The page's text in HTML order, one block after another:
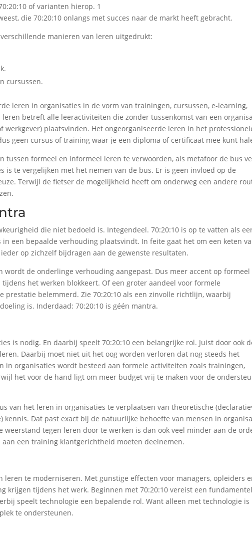
of varianten hierop. 1
die 70:20:10 onlangs met succes naar de markt heeft gebracht.
manieren van leren uitgedrukt:
cursussen.
leren in organisaties in de vorm van trainingen, cursussen, e-learning,
betreft alle leeractiviteiten die zonder tussenkomst van een
plaatsvinden. Het ongeorganiseerde leren in het
geen cursus of training waar je een diploma of certificaat mee kunt
tussen formeel en informeel leren te verwoorden, als metafoor de bus
is te vergelijken met het nemen van de bus. Er is geen invloed op de
Terwijl de fietser de mogelijkheid heeft om onderweg een andere
die niet bedoeld is. Integendeel. 70:20:10 is op te vatten als
een bepaalde verhouding plaatsvindt. In feite gaat het om een keten
op zichzelf bijdragen aan de gewenste resultaten.
wordt de onderlinge verhouding aangepast. Dus meer accent op formeel
het werken blokkeert. Of een groter aandeel voor formele
prestatie belemmerd. Zie 70:20:10 als een zinvolle richtlijn, waarbij
is. Inderdaad: 70:20:10 is géén mantra.
is nodig. En daarbij speelt 70:20:10 een belangrijke rol. Juist door ook
Daarbij moet niet uit het oog worden verloren dat nog steeds het
in organisaties wordt besteed aan formele activiteiten zoals trainingen,
het voor de hand ligt om meer budget vrij te maken voor de
van het leren in organisaties te verplaatsen van theoretische
kennis. Dat past exact bij de natuurlijke behoefte van mensen in
weerstand tegen leren door te werken is dan ook veel minder aan de
een training klantgerichtheid moeten deelnemen.
te moderniseren. Met gunstige effecten voor managers, opleiders
krijgen tijdens het werk. Beginnen met 70:20:10 vereist een
speelt technologie een bepalende rol. Want alleen met technologie is
te ondersteunen.